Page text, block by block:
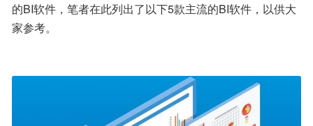
的BI软件，笔者在此列出了以下5款主流的BI软件，以供大
家参考。